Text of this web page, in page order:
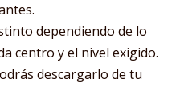
dependiendo de lo
centro y el nivel exigido.
descargarlo de tu